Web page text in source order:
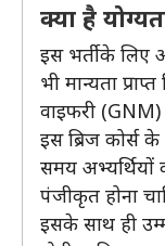
क्या है
इस भर्ती के
भी मान्यता
वाइफरी (GNM)
इस ब्रिज
समय अभ्यर्थियों
पंजीकृत होना
इसके साथ ही